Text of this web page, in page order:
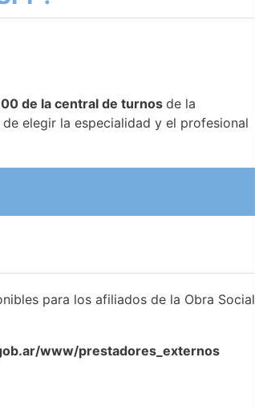
de la central de turnosde la
elegir la especialidad y el profesional
para los afiliados de la Obra Social
www/prestadores_externos